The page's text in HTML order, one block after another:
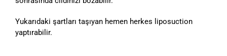
Yukarıdaki şartları taşıyan hemen herkes liposuction
yaptırabilir.